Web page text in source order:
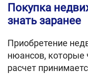
Покупка
знать заранее
Приобретение
нюансов, которые
расчет